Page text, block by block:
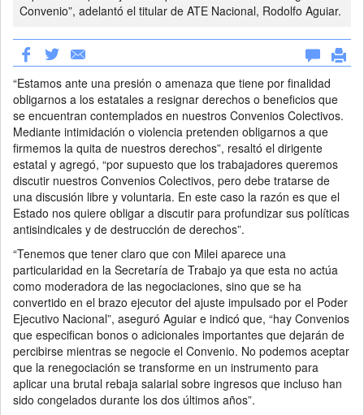
Convenio”, adelantó el titular de ATE Nacional, Rodolfo Aguiar.
“Estamos ante una presión o amenaza que tiene por finalidad
obligarnos a los estatales a resignar derechos o beneficios que
se encuentran contemplados en nuestros Convenios Colectivos.
Mediante intimidación o violencia pretenden obligarnos a que
firmemos la quita de nuestros derechos”, resaltó el dirigente
estatal y agregó, “por supuesto que los trabajadores queremos
discutir nuestros Convenios Colectivos, pero debe tratarse de
una discusión libre y voluntaria. En este caso la razón es que el
Estado nos quiere obligar a discutir para profundizar sus políticas
antisindicales y de destrucción de derechos”.
“Tenemos que tener claro que con Milei aparece una
particularidad en la Secretaría de Trabajo ya que esta no actúa
como moderadora de las negociaciones, sino que se ha
convertido en el brazo ejecutor del ajuste impulsado por el Poder
Ejecutivo Nacional”, aseguró Aguiar e indicó que, “hay Convenios
que especifican bonos o adicionales importantes que dejarán de
percibirse mientras se negocie el Convenio. No podemos aceptar
que la renegociación se transforme en un instrumento para
aplicar una brutal rebaja salarial sobre ingresos que incluso han
sido congelados durante los dos últimos años”.